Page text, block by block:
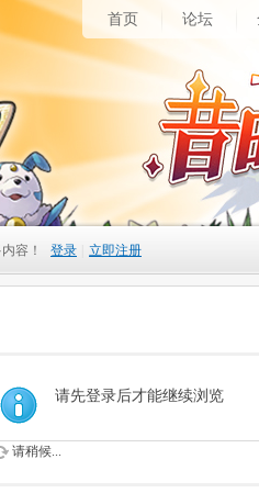
首页 论坛
容！ 登录 立即注册
请先登录后才能继续浏览
请稍候...